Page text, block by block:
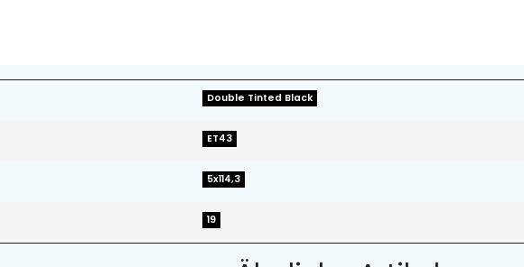
Double Tinted Black
ET43
5x114,3
19